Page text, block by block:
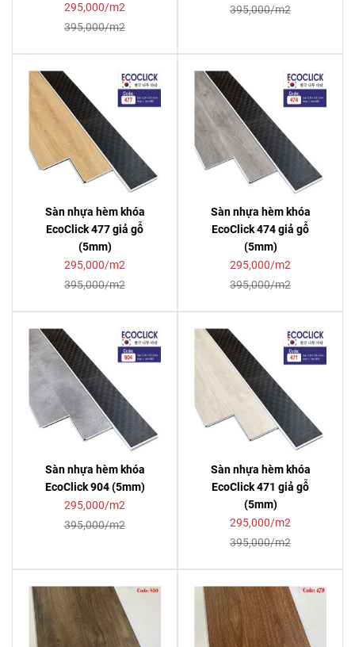
295,000/m2
395,000/m2
395,000/m2
Sàn nhựa hèm khóa
EcoClick 477 giả gỗ
(5mm)
295,000/m2
395,000/m2
Sàn nhựa hèm khóa
EcoClick 474 giả gỗ
(5mm)
295,000/m2
395,000/m2
Sàn nhựa hèm khóa
EcoClick 904 (5mm)
295,000/m2
395,000/m2
Sàn nhựa hèm khóa
EcoClick 471 giả gỗ
(5mm)
295,000/m2
395,000/m2